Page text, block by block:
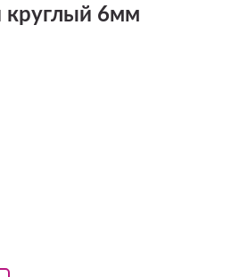
круглый 6мм